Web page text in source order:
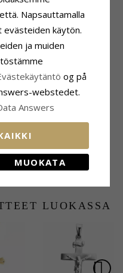
MYÖS
382,-
LUOKASSA
Napsauttamalla
evästeiden käytön.
ja muiden
og på
webstedet.
Answers
MUOKATA